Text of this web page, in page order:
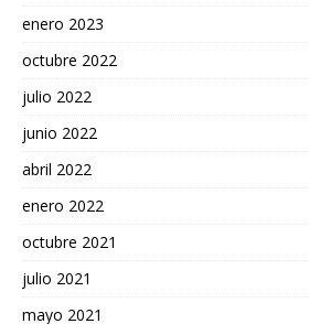
enero 2023
octubre 2022
julio 2022
junio 2022
abril 2022
enero 2022
octubre 2021
julio 2021
mayo 2021